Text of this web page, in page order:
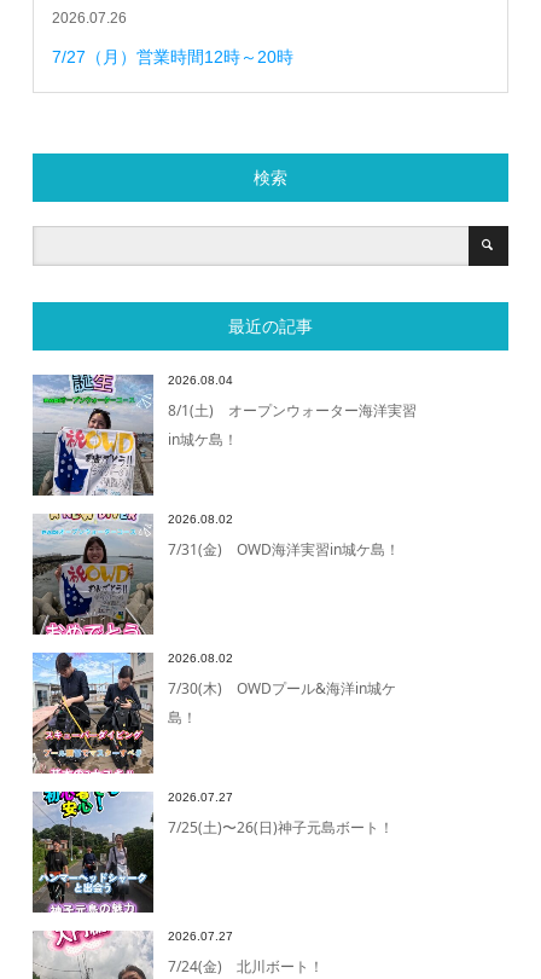
2026.07.26
7/27（月）営業時間12時～20時
検索
最近の記事
2026.08.04
8/1(土) オープンウォーター海洋実習
in城ケ島！
2026.08.02
7/31(金) OWD海洋実習in城ケ島！
2026.08.02
7/30(木) OWDプール&海洋in城ケ
島！
2026.07.27
7/25(土)〜26(日)神子元島ボート！
2026.07.27
7/24(金) 北川ボート！